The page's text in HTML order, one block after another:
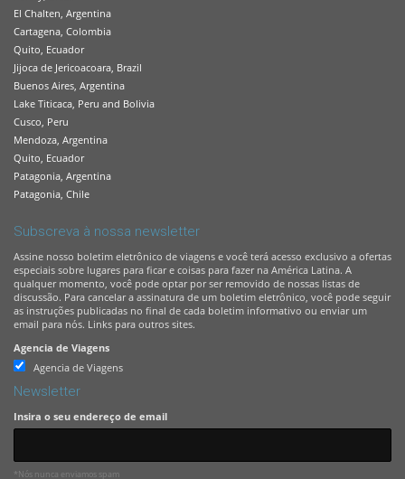
El Chalten, Argentina
Cartagena, Colombia
Quito, Ecuador
Jijoca de Jericoacoara, Brazil
Buenos Aires, Argentina
Lake Titicaca, Peru and Bolivia
Cusco, Peru
Mendoza, Argentina
Quito, Ecuador
Patagonia, Argentina
Patagonia, Chile
Subscreva à nossa newsletter
Assine nosso boletim eletrônico de viagens e você terá acesso exclusivo a ofertas
especiais sobre lugares para ficar e coisas para fazer na América Latina. A
qualquer momento, você pode optar por ser removido de nossas listas de
discussão. Para cancelar a assinatura de um boletim eletrônico, você pode seguir
as instruções publicadas no final de cada boletim informativo ou enviar um
email para nós. Links para outros sites.
Agencia de Viagens
Agencia de Viagens
Newsletter
Insira o seu endereço de email
*Nós nunca enviamos spam